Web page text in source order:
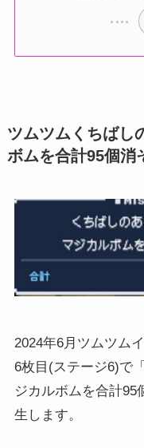
ツムツムくちばし
ボムを合計95個消
2024年6月ツムツム
6枚目(ステージ6)で
ジカルボムを合計95
生します。